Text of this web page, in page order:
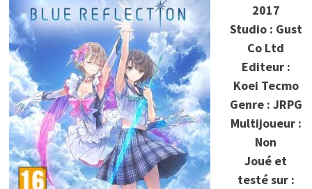
2017
Studio : Gust
Co Ltd
Editeur :
Koei Tecmo
Genre : JRPG
Multijoueur :
Non
Joué et
testé sur :